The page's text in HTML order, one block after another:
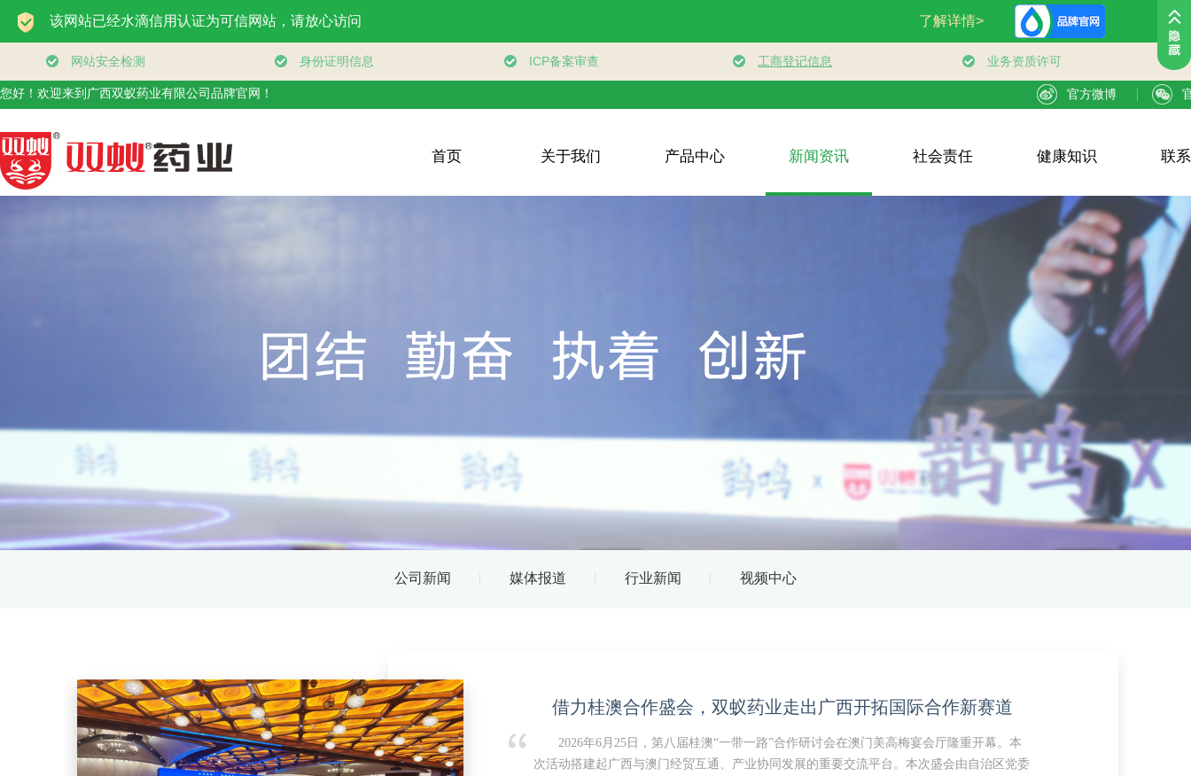
您好！欢迎来到广西双蚁药业有限公司品牌官网！ 官方微博
首页 关于我们 产品中心 新闻资讯 社会责任 健康知识 联
公司新闻 媒体报道 行业新闻 视频中心
7月6日—7日，以“拥抱变化 引领发展”为主题的双蚁药业2026年营销策略研讨会暨营销
中心半年营销工作总结会于南宁信息港圆满举办。公司董事长王波、副总经理梁立艳，营销